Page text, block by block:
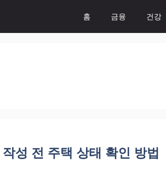
홈 금융 건강
성 전 주택 상태 확인 방법